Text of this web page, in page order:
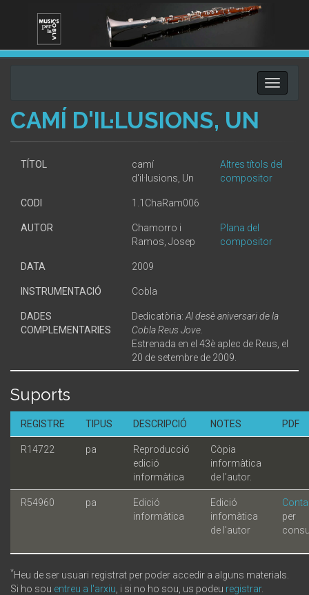
Toggle
CAMÍ D'IL·LUSIONS, UN
TÍTOL
camí
d'il·lusions, Un
Altres títols del
compositor
CODI 1.1ChaRam006
AUTOR
Chamorro i
Ramos, Josep
Plana del
compositor
DATA 2009
INSTRUMENTACIÓ Cobla
DADES
COMPLEMENTARIES
Dedicatòria: Al desè aniversari de la
Cobla Reus Jove.
Estrenada en el 43è aplec de Reus, el
20 de setembre de 2009.
Suports
REGISTRE TIPUS DESCRIPCIÓ NOTES PDF
R14722 pa
Reproducció
edició
informàtica
Còpia
informàtica
de l’autor.
R54960 pa
Edició
informàtica
Edició
infomàtica
de l'autor
per
*Heu de ser usuari registrat per poder accedir a alguns materials.
Si ho sou entreu a l'arxiu , i si no ho sou, us podeu registrar.